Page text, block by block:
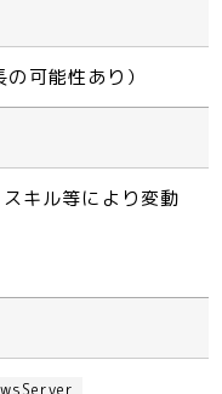
可能性あり）
キル等により変動